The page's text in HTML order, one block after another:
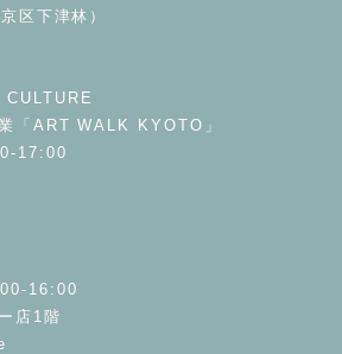
区下津林）
「ART WALK KYOTO」
17:00
16:00
店1階